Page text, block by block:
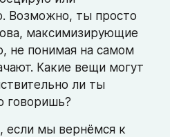
Возможно, ты просто
максимизирующие
не понимая на самом
Какие вещи могут
ли ты
говоришь?
если мы вернёмся к